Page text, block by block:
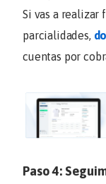
Si vas a realizar
parcialidades,
cuentas por
Paso 4: